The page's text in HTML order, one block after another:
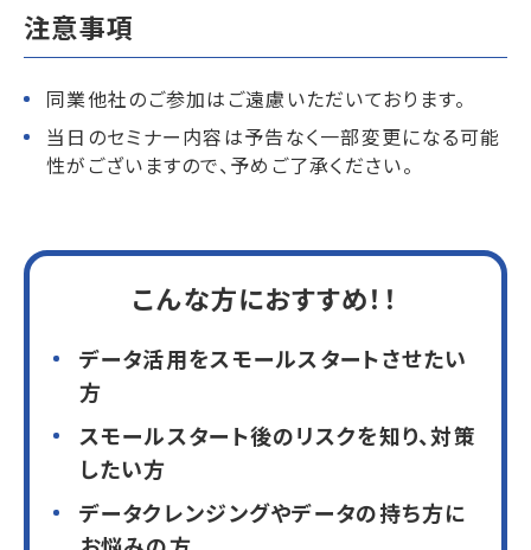
注意事項
同業他社のご参加はご遠慮いただいております。
当日のセミナー内容は予告なく一部変更になる可能
性がございますので、予めご了承ください。
こんな方におすすめ！！
データ活用をスモールスタートさせたい
方
スモールスタート後のリスクを知り、対策
したい方
データクレンジングやデータの持ち方に